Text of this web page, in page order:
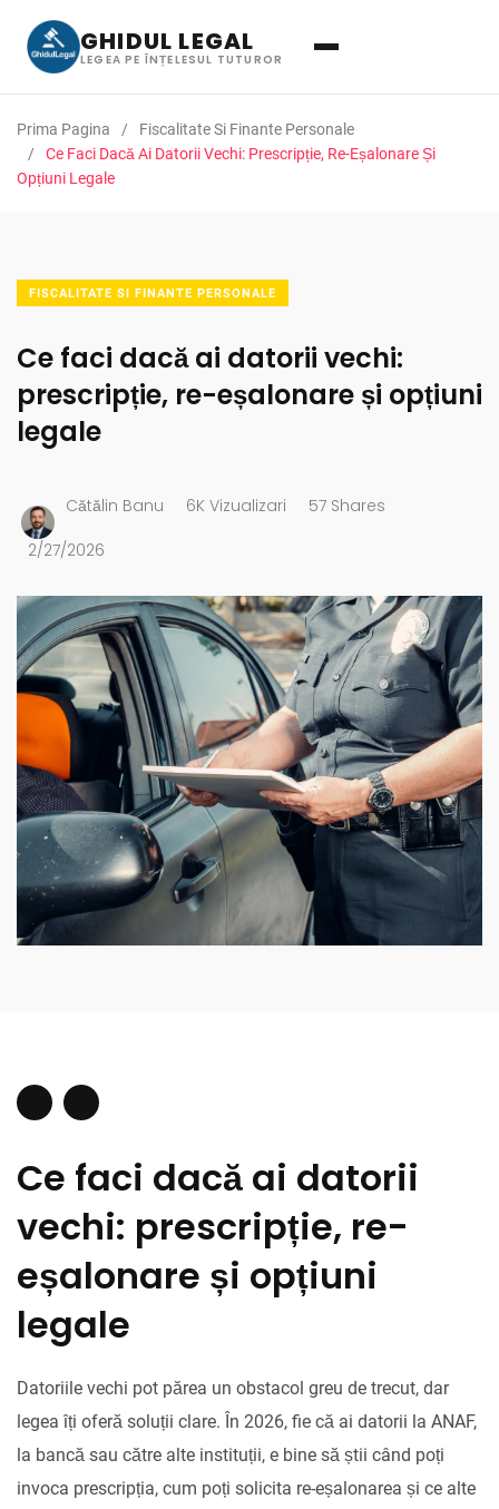
GHIDUL LEGAL
LEGEA PE ÎNȚELESUL TUTUROR
Prima Pagina
Fiscalitate Si Finante Personale
Ce Faci Dacă Ai Datorii Vechi: Prescripție, Re-Eșalonare Și
Opțiuni Legale
FISCALITATE SI FINANTE PERSONALE
Ce faci dacă ai datorii vechi:
prescripție, re-eșalonare și opțiuni
legale
Cătălin Banu 6K Vizualizari 57 Shares
2/27/2026
Ce faci dacă ai datorii
vechi: prescripție, re-
eșalonare și opțiuni
legale
Datoriile vechi pot părea un obstacol greu de trecut, dar
legea îți oferă soluții clare. În 2026, fie că ai datorii la ANAF,
la bancă sau către alte instituții, e bine să știi când poți
invoca prescripția, cum poți solicita re-eșalonarea și ce alte